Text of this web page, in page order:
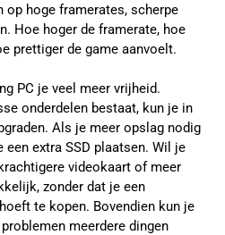
op hoge framerates, scherpe
Hoe hoger de framerate, hoe
prettiger de game aanvoelt.
PC je veel meer vrijheid.
onderdelen bestaat, kun je in
Als je meer opslag nodig
een extra SSD plaatsen. Wil je
videokaart of meer
zonder dat je een
te kopen. Bovendien kun je
meerdere dingen